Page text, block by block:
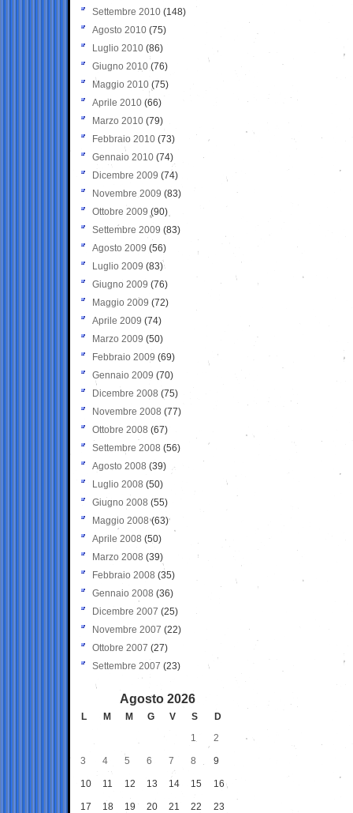
Settembre 2010 (148)
Agosto 2010 (75)
Luglio 2010 (86)
Giugno 2010 (76)
Maggio 2010 (75)
Aprile 2010 (66)
Marzo 2010 (79)
Febbraio 2010 (73)
Gennaio 2010 (74)
Dicembre 2009 (74)
Novembre 2009 (83)
Ottobre 2009 (90)
Settembre 2009 (83)
Agosto 2009 (56)
Luglio 2009 (83)
Giugno 2009 (76)
Maggio 2009 (72)
Aprile 2009 (74)
Marzo 2009 (50)
Febbraio 2009 (69)
Gennaio 2009 (70)
Dicembre 2008 (75)
Novembre 2008 (77)
Ottobre 2008 (67)
Settembre 2008 (56)
Agosto 2008 (39)
Luglio 2008 (50)
Giugno 2008 (55)
Maggio 2008(63)
Aprile 2008 (50)
Marzo 2008 (39)
Febbraio 2008 (35)
Gennaio 2008 (36)
Dicembre 2007 (25)
Novembre 2007 (22)
Ottobre 2007 (27)
Settembre 2007 (23)
Agosto 2026
L M M G V S
D
1
2
3 4 5 6 7 8 9
10 11 12 13 14 15 16
17 18 19 20 21 22 23